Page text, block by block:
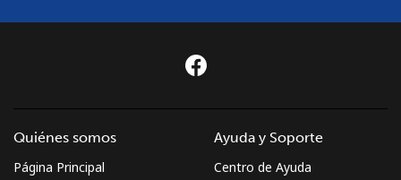
Quiénes somos
Página Principal
Ayuda y Soporte
Centro de Ayuda